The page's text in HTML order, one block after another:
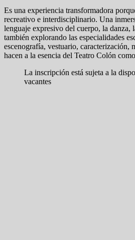
Es una experiencia transformadora
recreativo e interdisciplinario. Una
lenguaje expresivo del cuerpo, la danza,
también explorando las especialidades
escenografía, vestuario, caracterización,
hacen a la esencia del Teatro Colón
La inscripción está sujeta a la
vacantes